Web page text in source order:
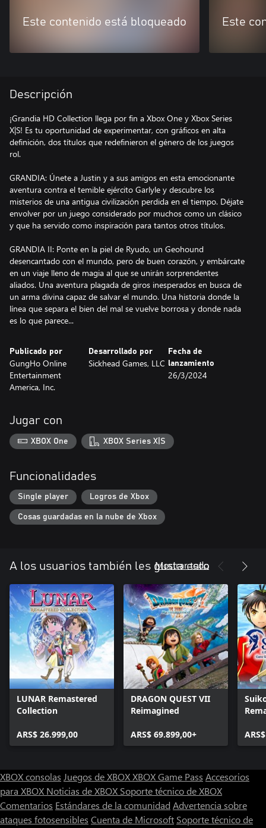
Este contenido está bloqueado Este
Descripción
¡Grandia HD Collection llega por fin a Xbox One y Xbox Series
X|S! Es tu oportunidad de experimentar, con gráficos en alta
definición, dos títulos que redefinieron el género de los juegos
rol.
GRANDIA: Únete a Justin y a sus amigos en esta emocionante
aventura contra el temible ejército Garlyle y descubre los
misterios de una antigua civilización perdida en el tiempo. Déjate
envolver por un juego considerado por muchos como un clásico
y que ha servido como inspiración para tantos otros títulos.
GRANDIA II: Ponte en la piel de Ryudo, un Geohound
desencantado con el mundo, pero de buen corazón, y embárcate
en un viaje lleno de magia al que se unirán sorprendentes
aliados. Una aventura plagada de giros inesperados en busca de
un arma divina capaz de salvar el mundo. Una historia donde la
línea que separa el bien del mal se vuelve borrosa y donde nada
es lo que parece...
Publicado por
GungHo Online
Entertainment
America, Inc.
Desarrollado por
Sickhead Games, LLC
Fecha de
lanzamiento
26/3/2024
Jugar con
XBOX One XBOX Series X|S
Funcionalidades
Single player Logros de Xbox
Cosas guardadas en la nube de Xbox
A los usuarios también les gusta esto
Mostrar todo
LUNAR Remastered
Collection
ARS$ 26.999,00
DRAGON QUEST VII
Reimagined
ARS$ 69.899,00+
XBOX consolas Juegos de XBOXXBOX Game Pass Accesorios
para XBOX Noticias de XBOX Soporte técnico de XBOX
Comentarios Estándares de la comunidad Advertencia sobre
ataques fotosensibles Cuenta de Microsoft Soporte técnico de